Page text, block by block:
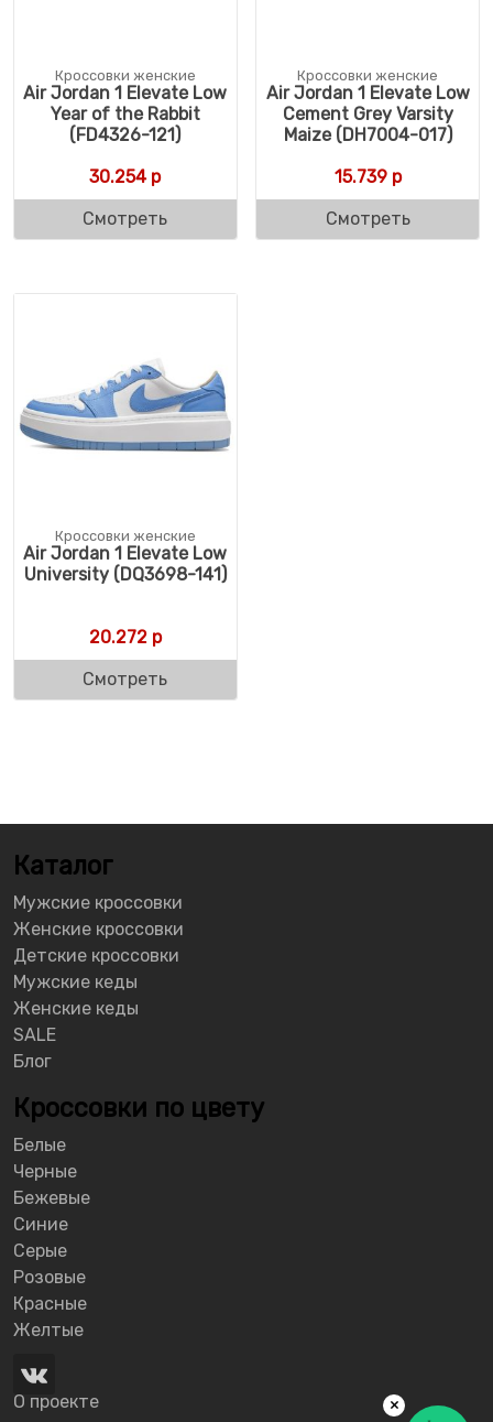
Кроссовки женские
Air Jordan 1 Elevate Low
Year of the Rabbit
(FD4326-121)
30.254р
Смотреть
Кроссовки женские
Air Jordan 1 Elevate Low
Cement Grey Varsity
Maize (DH7004-017)
15.739р
Смотреть
Кроссовки женские
Air Jordan 1 Elevate Low
University (DQ3698-141)
20.272р
Смотреть
Каталог
Мужские кроссовки
Женские кроссовки
Детские кроссовки
Мужские кеды
Женские кеды
SALE
Блог
Кроссовки по цвету
Белые
Черные
Бежевые
Синие
Серые
Розовые
Красные
Желтые
О проекте ×